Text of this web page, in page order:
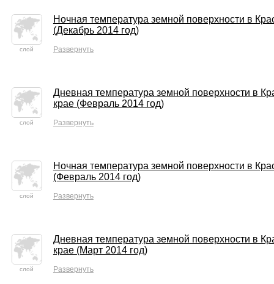
слой
Ночная температура земной поверхности в
(Декабрь 2014 год)
Развернуть
слой
Дневная температура земной поверхности в
крае (Февраль 2014 год)
Развернуть
слой
Ночная температура земной поверхности в
(Февраль 2014 год)
Развернуть
слой
Дневная температура земной поверхности в
крае (Март 2014 год)
Развернуть